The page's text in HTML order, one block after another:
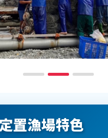
置漁場特色